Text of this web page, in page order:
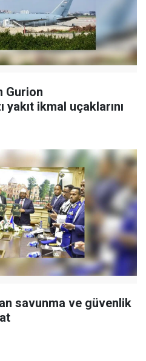
Gurion
yakıt ikmal uçaklarını
savunma ve güvenlik